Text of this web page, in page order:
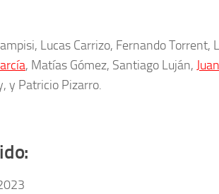
Lucas Carrizo, Fernando Torrent,
, Matías Gómez, Santiago Luján,
y Patricio Pizarro.